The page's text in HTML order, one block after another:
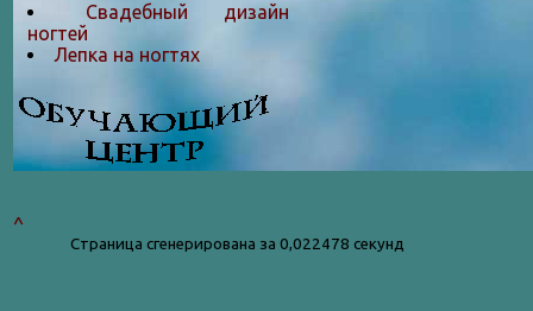
Свадебный дизайн
ногтей
Лепка на ногтяx
^
Страница сгенерирована за 0,022478 секунд